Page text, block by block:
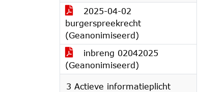
2025-04-02
burgerspreekrecht
(Geanonimiseerd)
inbreng 02042025
(Geanonimiseerd)
3 Actieve informatieplicht